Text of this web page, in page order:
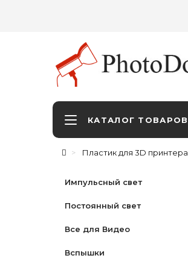
КАТАЛОГ ТОВАРОВ
Пластик для 3D принтера
Импульсный свет
Студийные вспышки
Наборы
Аксессуары
Постоянный свет
HMI
LED студийный
Все для Видео
Видоискатели
Вспышки